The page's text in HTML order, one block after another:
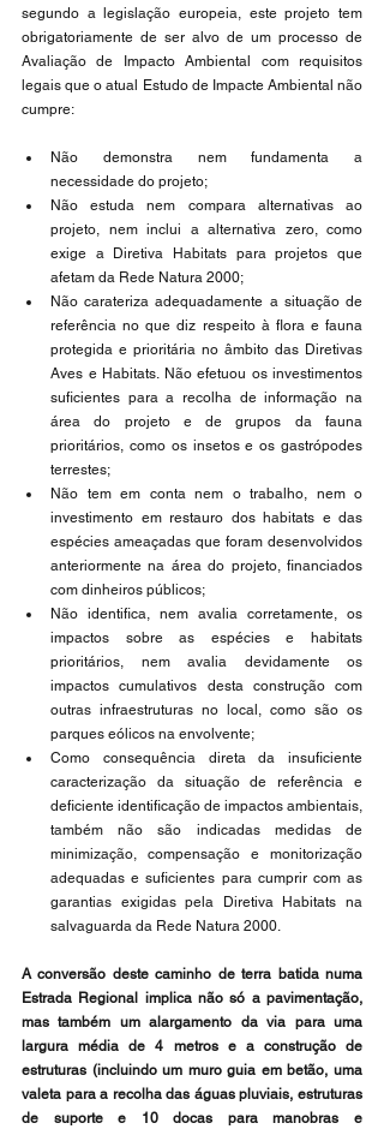
segundo a legislação europeia, este projeto tem
obrigatoriamente de ser alvo de um processo de
Avaliação de Impacto Ambiental com requisitos
legais que o atual Estudo de Impacte Ambiental não
cumpre:
Não demonstra nem fundamenta a
necessidade do projeto;
Não estuda nem compara alternativas ao
projeto, nem inclui a alternativa zero, como
exige a Diretiva Habitats para projetos que
afetam da Rede Natura 2000;
Não carateriza adequadamente a situação de
referência no que diz respeito à flora e fauna
protegida e prioritária no âmbito das Diretivas
Aves e Habitats. Não efetuou os investimentos
suficientes para a recolha de informação na
área do projeto e de grupos da fauna
prioritários, como os insetos e os gastrópodes
terrestes;
Não tem em conta nem o trabalho, nem o
investimento em restauro dos habitats e das
espécies ameaçadas que foram desenvolvidos
anteriormente na área do projeto, financiados
com dinheiros públicos;
Não identifica, nem avalia corretamente, os
impactos sobre as espécies e habitats
prioritários, nem avalia devidamente os
impactos cumulativos desta construção com
outras infraestruturas no local, como são os
parques eólicos na envolvente;
Como consequência direta da insuficiente
caracterização da situação de referência e
deficiente identificação de impactos ambientais,
também não são indicadas medidas de
minimização, compensação e monitorização
adequadas e suficientes para cumprir com as
garantias exigidas pela Diretiva Habitats na
salvaguarda da Rede Natura 2000.
A conversão deste caminho de terra batida numa
Estrada Regional implica não só a pavimentação,
mas também um alargamento da via para uma
largura média de 4 metros e a construção de
estruturas (incluindo um muro guia em betão, uma
valeta para a recolha das águas pluviais, estruturas
de suporte e 10 docas para manobras e